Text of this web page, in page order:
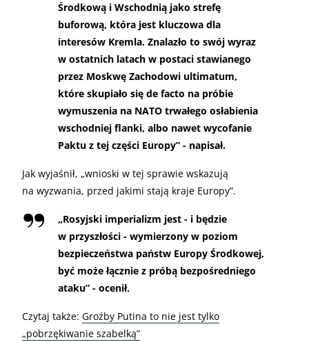
Środkową i Wschodnią jako strefę
buforową, która jest kluczowa dla
interesów Kremla. Znalazło to swój wyraz
w ostatnich latach w postaci stawianego
przez Moskwę Zachodowi ultimatum,
które skupiało się de facto na próbie
wymuszenia na NATO trwałego osłabienia
wschodniej flanki, albo nawet wycofanie
Paktu z tej części Europy” - napisał.
Jak wyjaśnił, „wnioski w tej sprawie wskazują
na wyzwania, przed jakimi stają kraje Europy”.
„Rosyjski imperializm jest - i będzie
w przyszłości - wymierzony w poziom
bezpieczeństwa państw Europy Środkowej,
być może łącznie z próbą bezpośredniego
ataku” - ocenił.
Czytaj także: Groźby Putina to nie jest tylko
„pobrzękiwanie szabelką”